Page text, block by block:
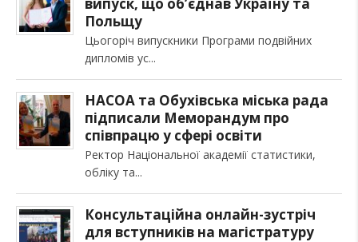
Польщу
Цьогоріч випускники Програми подвійних
дипломів ус
НАСОА та Обухівська міська рада
підписали Меморандум про
співпрацю у сфері освіти
Ректор Національної академії статистики,
обліку та
Консультаційна онлайн-зустріч
для вступників на магістратуру